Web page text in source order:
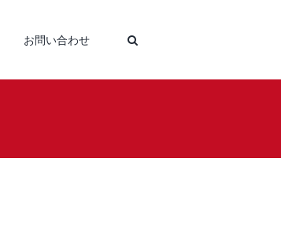
お問い合わせ